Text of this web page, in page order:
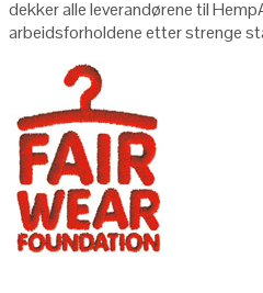
dekker alle leverandørene til
arbeidsforholdene etter strenge